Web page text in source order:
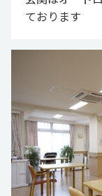
ております